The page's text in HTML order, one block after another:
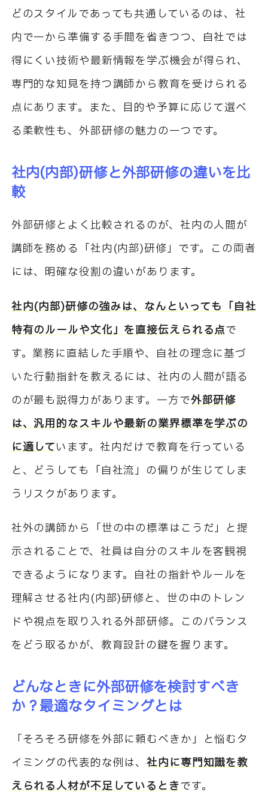
どのスタイルであっても共通しているのは、社
内で一から準備する手間を省きつつ、自社では
得にくい技術や最新情報を学ぶ機会が得られ、
専門的な知見を持つ講師から教育を受けられる
点にあります。また、目的や予算に応じて選べ
る柔軟性も、外部研修の魅力の一つです。
社内(内部)研修と外部研修の違いを比
較
外部研修とよく比較されるのが、社内の人間が
講師を務める「社内(内部)研修」です。この両者
には、明確な役割の違いがあります。
社内(内部)研修の強みは、なんといっても「自社
特有のルールや文化」を直接伝えられる点で
す。業務に直結した手順や、自社の理念に基づ
いた行動指針を教えるには、社内の人間が語る
のが最も説得力があります。一方で外部研修
は、汎用的なスキルや最新の業界標準を学ぶの
に適しています。社内だけで教育を行っている
と、どうしても「自社流」の偏りが生じてしま
うリスクがあります。
社外の講師から「世の中の標準はこうだ」と提
示されることで、社員は自分のスキルを客観視
できるようになります。自社の指針やルールを
理解させる社内(内部)研修と、世の中のトレン
ドや視点を取り入れる外部研修。このバランス
をどう取るかが、教育設計の鍵を握ります。
どんなときに外部研修を検討すべき
か？最適なタイミングとは
「そろそろ研修を外部に頼むべきか」と悩むタ
イミングの代表的な例は、社内に専門知識を教
えられる人材が不足しているときです。